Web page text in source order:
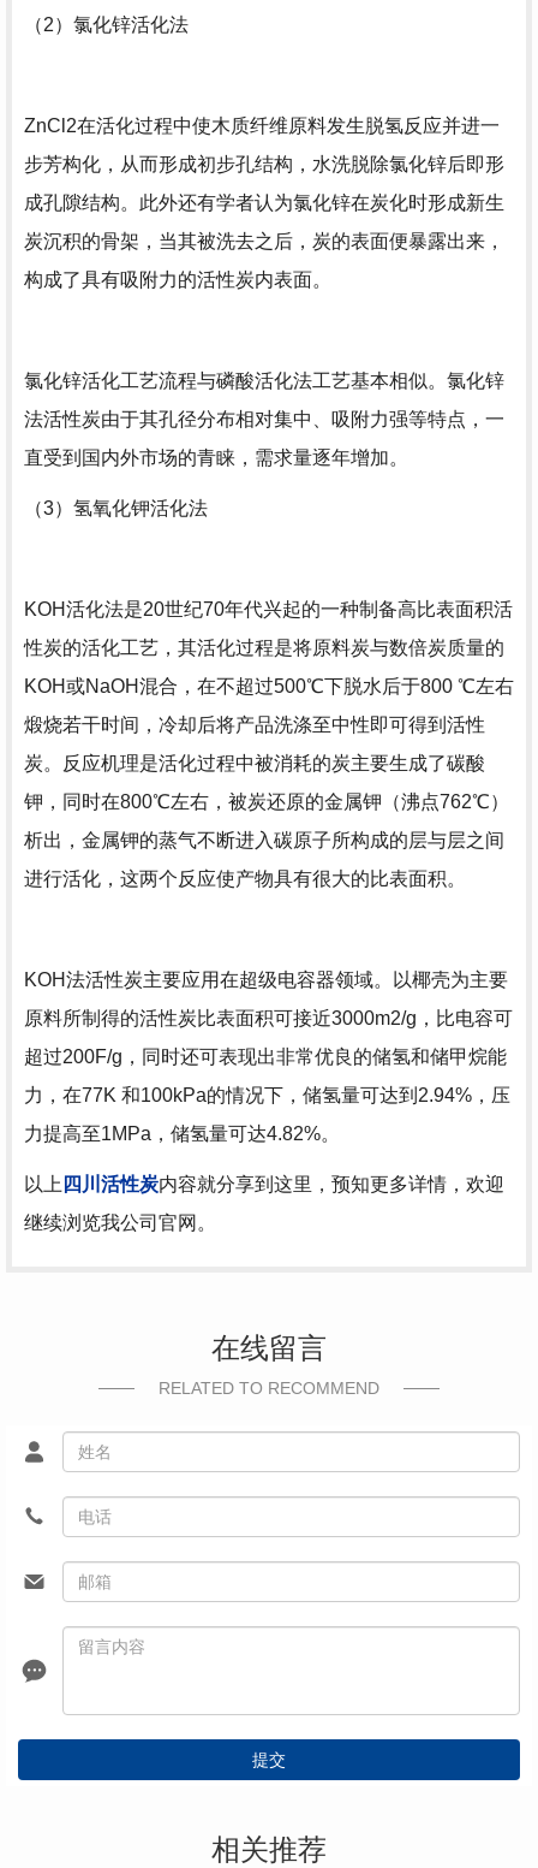
（2）氯化锌活化法
ZnCl2在活化过程中使木质纤维原料发生脱氢反应并进一
步芳构化，从而形成初步孔结构，水洗脱除氯化锌后即形
成孔隙结构。此外还有学者认为氯化锌在炭化时形成新生
炭沉积的骨架，当其被洗去之后，炭的表面便暴露出来，
构成了具有吸附力的活性炭内表面。
氯化锌活化工艺流程与磷酸活化法工艺基本相似。氯化锌
法活性炭由于其孔径分布相对集中、吸附力强等特点，一
直受到国内外市场的青睐，需求量逐年增加。
（3）氢氧化钾活化法
KOH活化法是20世纪70年代兴起的一种制备高比表面积活
性炭的活化工艺，其活化过程是将原料炭与数倍炭质量的
KOH或NaOH混合，在不超过500℃下脱水后于800 ℃左右
煅烧若干时间，冷却后将产品洗涤至中性即可得到活性
炭。反应机理是活化过程中被消耗的炭主要生成了碳酸
钾，同时在800℃左右，被炭还原的金属钾（沸点762℃）
析出，金属钾的蒸气不断进入碳原子所构成的层与层之间
进行活化，这两个反应使产物具有很大的比表面积。
KOH法活性炭主要应用在超级电容器领域。以椰壳为主要
原料所制得的活性炭比表面积可接近3000m2/g，比电容可
超过200F/g，同时还可表现出非常优良的储氢和储甲烷能
力，在77K 和100kPa的情况下，储氢量可达到2.94%，压
力提高至1MPa，储氢量可达4.82%。
以上 四川活性炭内容就分享到这里，预知更多详情，欢迎
继续浏览我公司官网。
在线留言
RELATED TO RECOMMEND
提交
相关推荐